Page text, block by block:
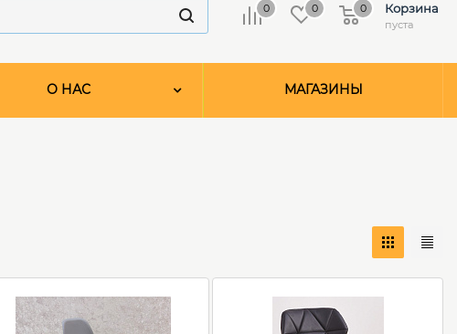
0 0 Корзина
пуста
0
О НАС МАГАЗИНЫ